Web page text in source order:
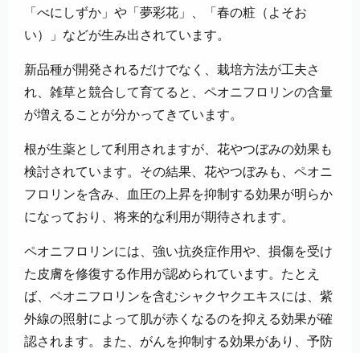
「べにしずか」や「夢彩花」、「春の粧（よそお
い）」などが生み出されています。
新品種が開発されるだけでなく、栽培方法が工夫さ
れ、雑草と競合して育てると、ペオニフロリンの含量
が増えることが分かってきています。
根が生薬として利用されますが、花やつぼみの効果も
検討されています。その結果、花やつぼみも、ペオニ
フロリンを含み、血圧の上昇を抑制する効果が明らか
になっており、将来的な利用が期待されます。
ペオニフロリンには、強い抗炎症作用や、損傷を受け
た皮膚を修復する作用が認められています。たとえ
ば、ペオニフロリンを含むシャクヤクエキスには、紫
外線の照射によって肌が赤くなるのを抑える効果が確
認されます。また、がんを抑制する効果があり、予防